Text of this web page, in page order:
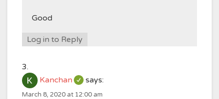
Good
Log in to Reply
Kanchan says:
March 8, 2020 at 12:00 am